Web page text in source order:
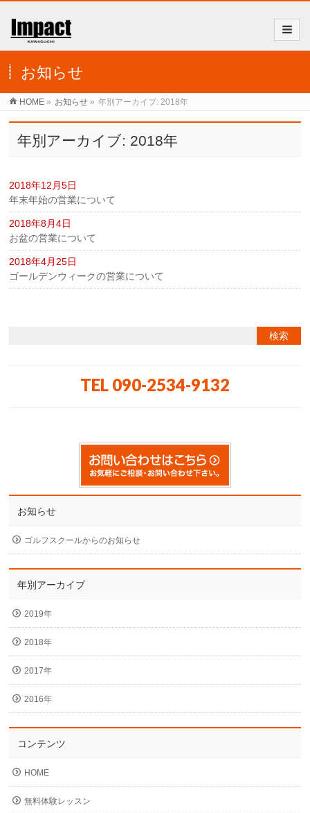
お知らせ
HOME » お知らせ » 年別アーカイブ: 2018年
年別アーカイブ: 2018年
2018年12月5日
年末年始の営業について
2018年8月4日
お盆の営業について
2018年4月25日
ゴールデンウィークの営業について
TEL 090-2534-9132
お知らせ
ゴルフスクールからのお知らせ
年別アーカイブ
2019年
2018年
2017年
2016年
コンテンツ
HOME
無料体験レッスン